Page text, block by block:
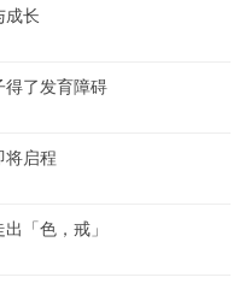
成长
得了发育障碍
将启程
「色，戒」